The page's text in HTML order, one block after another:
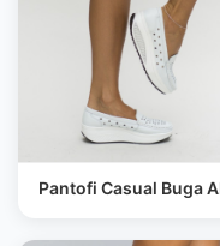
Pantofi Casual Buga